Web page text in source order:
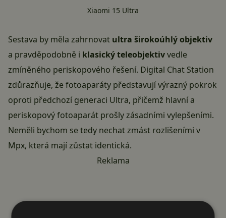
Xiaomi 15 Ultra
Sestava by měla zahrnovat ultra širokoúhlý objektiv
a pravděpodobně i klasický teleobjektivvedle
zmíněného periskopového řešení. Digital Chat Station
zdůrazňuje, že fotoaparáty představují výrazný pokrok
oproti předchozí generaci Ultra, přičemž hlavní a
periskopový fotoaparát prošly zásadními vylepšeními.
Neměli bychom se tedy nechat zmást rozlišeními v
Mpx, která mají zůstat identická.
Reklama